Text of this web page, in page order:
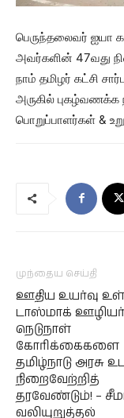
பெருந்தலைவர் ஐயா
அவர்களின் 47வது
நாம் தமிழர் கட்சி
அருகில் புகழ்வணக்க
பொறுப்பாளர்கள் &
முந்தைய செய்தி
ஊதிய உயர்வு
டாஸ்மாக்
நெடுநாள்
கோரிக்கைகளை
தமிழ்நாடு அரசு
நிறைவேற்றித்
தரவேண்டும்! –
வலியுறுத்தல்